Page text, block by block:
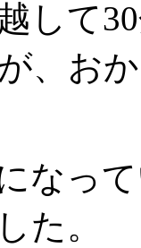
して
、お
なっ
た。